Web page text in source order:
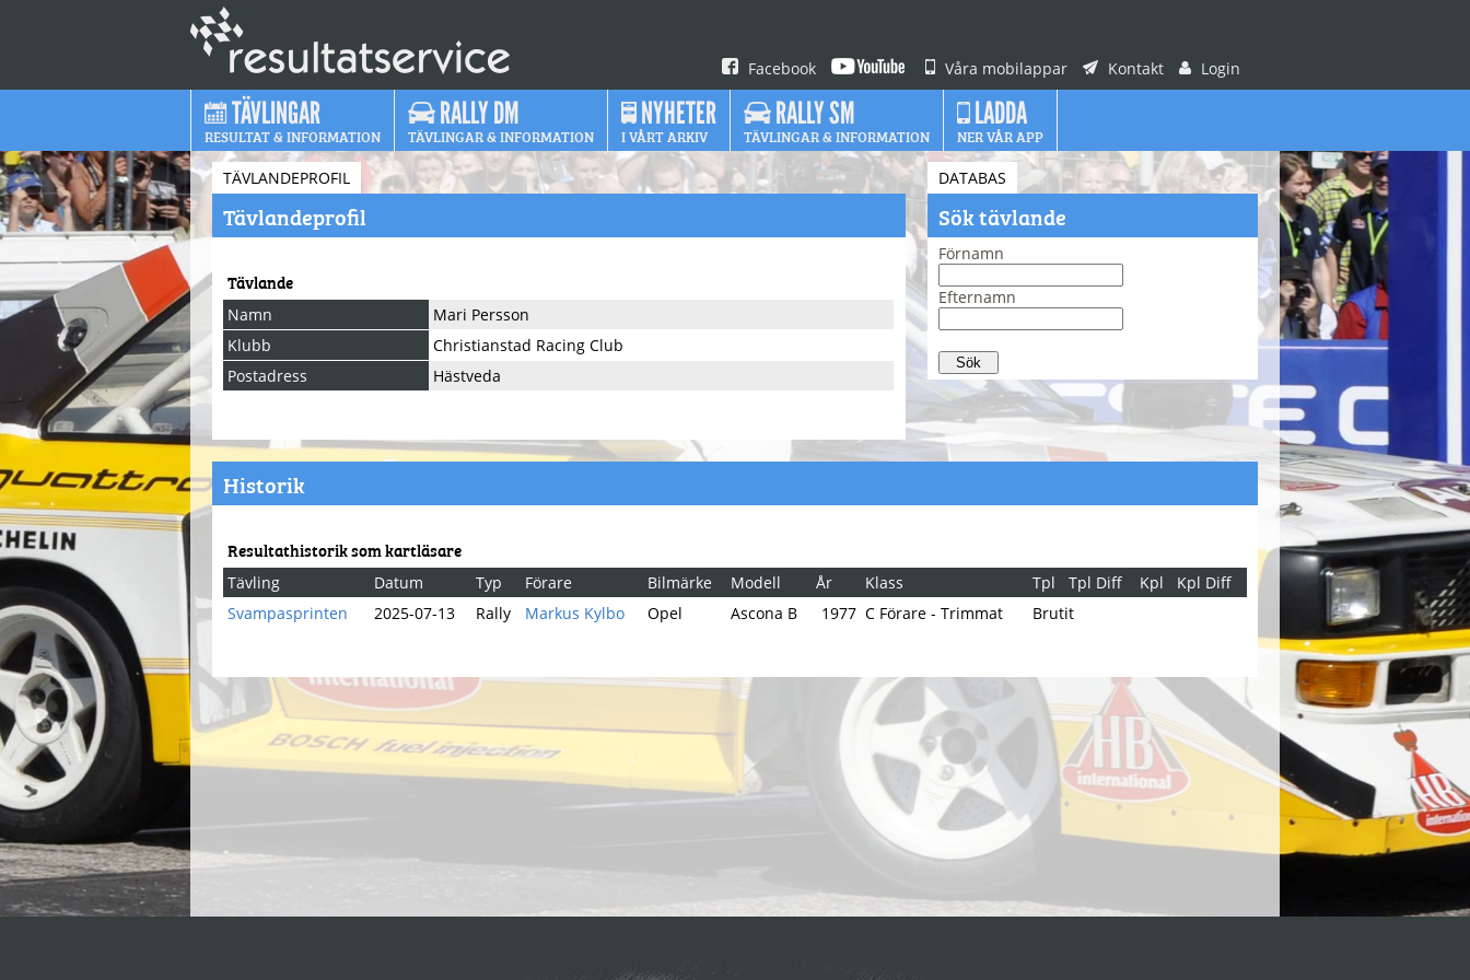
Facebook Våra mobilappar Kontakt Login
TÄVLINGAR
RESULTAT & INFORMATION
RALLY DM
TÄVLINGAR & INFORMATION
NYHETER
I VÅRT ARKIV
RALLY SM
TÄVLINGAR & INFORMATION
LADDA
NER VÅR APP
TÄVLANDEPROFIL
Tävlandeprofil
Tävlande
Namn
Mari Persson
Klubb
Christianstad Racing Club
Postadress
Hästveda
DATABAS
Sök tävlande
Förnamn
Efternamn
Historik
Resultathistorik som kartläsare
Tävling Datum Typ Förare Bilmärke Modell År Klass Tpl Tpl Diff Kpl
Kpl Diff
Svampasprinten
2025-07-13 Rally Markus Kylbo Opel Ascona B 1977 C Förare - Trimmat Brutit